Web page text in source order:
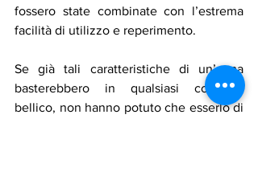
fossero state combinate con l’estrema
facilità di utilizzo e reperimento.
Se già tali caratteristiche di un’arma
basterebbero in qualsiasi contesto
bellico, non hanno potuto che esserlo di